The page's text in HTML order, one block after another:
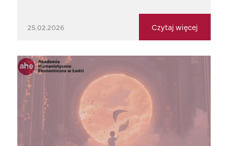
25.02.2026 Czytaj więcej